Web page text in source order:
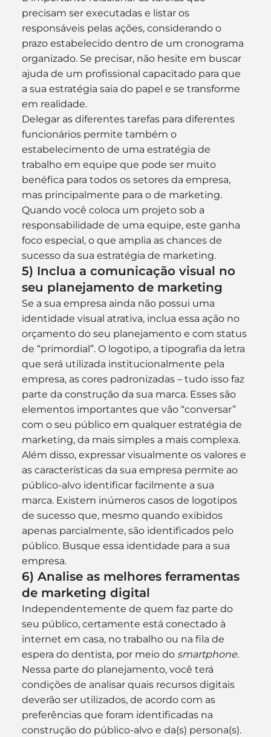
precisam ser executadas e listar os
responsáveis pelas ações, considerando o
prazo estabelecido dentro de um cronograma
organizado. Se precisar, não hesite em buscar
ajuda de um profissional capacitado para que
a sua estratégia saia do papel e se transforme
em realidade.
Delegar as diferentes tarefas para diferentes
funcionários permite também o
estabelecimento de uma estratégia de
trabalho em equipe que pode ser muito
benéfica para todos os setores da empresa,
mas principalmente para o de marketing.
Quando você coloca um projeto sob a
responsabilidade de uma equipe, este ganha
foco especial, o que amplia as chances de
sucesso da sua estratégia de marketing.
5) Inclua a comunicação visual no
seu planejamento de marketing
Se a sua empresa ainda não possui uma
identidade visual atrativa, inclua essa ação no
orçamento do seu planejamento e com status
de “primordial”. O logotipo, a tipografia da letra
que será utilizada institucionalmente pela
empresa, as cores padronizadas – tudo isso faz
parte da construção da sua marca. Esses são
elementos importantes que vão “conversar”
com o seu público em qualquer estratégia de
marketing, da mais simples a mais complexa.
Além disso, expressar visualmente os valores e
as características da sua empresa permite ao
público-alvo identificar facilmente a sua
marca. Existem inúmeros casos de logotipos
de sucesso que, mesmo quando exibidos
apenas parcialmente, são identificados pelo
público. Busque essa identidade para a sua
empresa.
6) Analise as melhores ferramentas
de marketing digital
Independentemente de quem faz parte do
seu público, certamente está conectado à
internet em casa, no trabalho ou na fila de
espera do dentista, por meio do smartphone.
Nessa parte do planejamento, você terá
condições de analisar quais recursos digitais
deverão ser utilizados, de acordo com as
preferências que foram identificadas na
construção do público-alvo e da(s) persona(s).